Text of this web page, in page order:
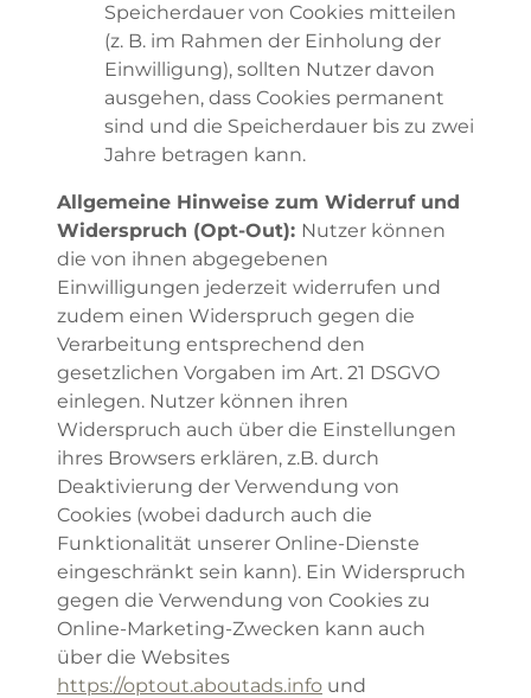
Speicherdauer von Cookies mitteilen
(z. B. im Rahmen der Einholung der
Einwilligung), sollten Nutzer davon
ausgehen, dass Cookies permanent
sind und die Speicherdauer bis zu zwei
Jahre betragen kann.
Allgemeine Hinweise zum Widerruf und
Widerspruch (Opt-Out): Nutzer können
die von ihnen abgegebenen
Einwilligungen jederzeit widerrufen und
zudem einen Widerspruch gegen die
Verarbeitung entsprechend den
gesetzlichen Vorgaben im Art. 21 DSGVO
einlegen. Nutzer können ihren
Widerspruch auch über die Einstellungen
ihres Browsers erklären, z.B. durch
Deaktivierung der Verwendung von
Cookies (wobei dadurch auch die
Funktionalität unserer Online-Dienste
eingeschränkt sein kann). Ein Widerspruch
gegen die Verwendung von Cookies zu
Online-Marketing-Zwecken kann auch
über die Websites
https://optout.aboutads.info und